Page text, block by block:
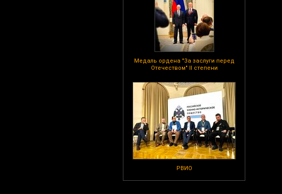
Медаль ордена "За заслуги перед
Отечеством" II степени
РВИО